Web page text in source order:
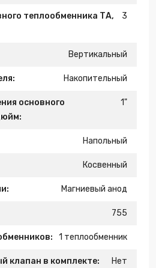
теплообменника ТА,
3
Вертикальный
Накопительный
основного
1"
Напольный
Косвенный
Магниевый анод
755
1 теплообменник
клапан в комплекте: Нет